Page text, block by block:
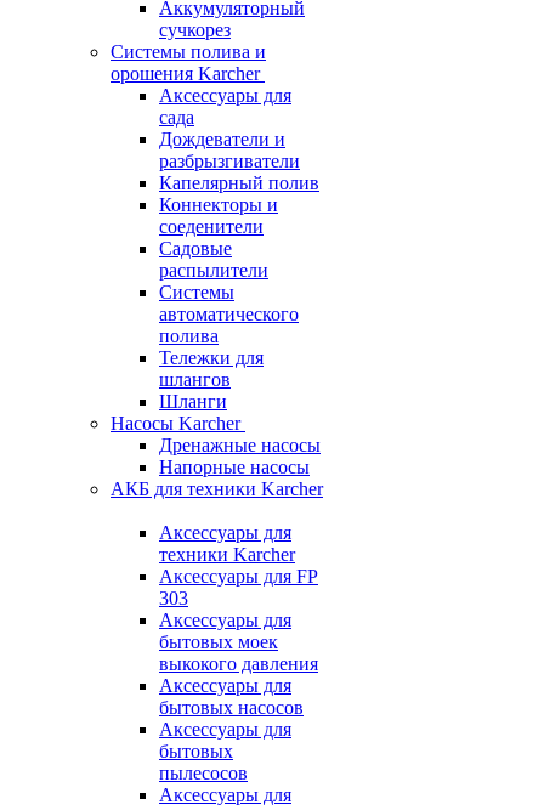
Аккумуляторный
сучкорез
Системы полива и
орошения Karcher
Аксессуары для
сада
Дождеватели и
разбрызгиватели
Капелярный полив
Коннекторы и
соеденители
Садовые
распылители
Системы
автоматического
полива
Тележки для
шлангов
Шланги
Насосы Karcher
Дренажные насосы
Напорные насосы
АКБ для техники Karcher
Аксессуары для
техники Karcher
Аксессуары для FP
303
Аксессуары для
бытовых моек
выкокого давления
Аксессуары для
бытовых насосов
Аксессуары для
бытовых
пылесосов
Аксессуары для